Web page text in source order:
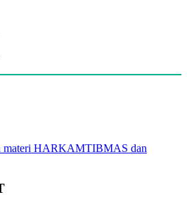
materi HARKAMTIBMAS dan